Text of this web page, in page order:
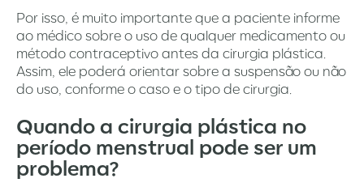
Por isso, é muito importante que a paciente informe
ao médico sobre o uso de qualquer medicamento ou
método contraceptivo antes da cirurgia plástica.
Assim, ele poderá orientar sobre a suspensão ou não
do uso, conforme o caso e o tipo de cirurgia.
Quando a cirurgia plástica no
período menstrual pode ser um
problema?